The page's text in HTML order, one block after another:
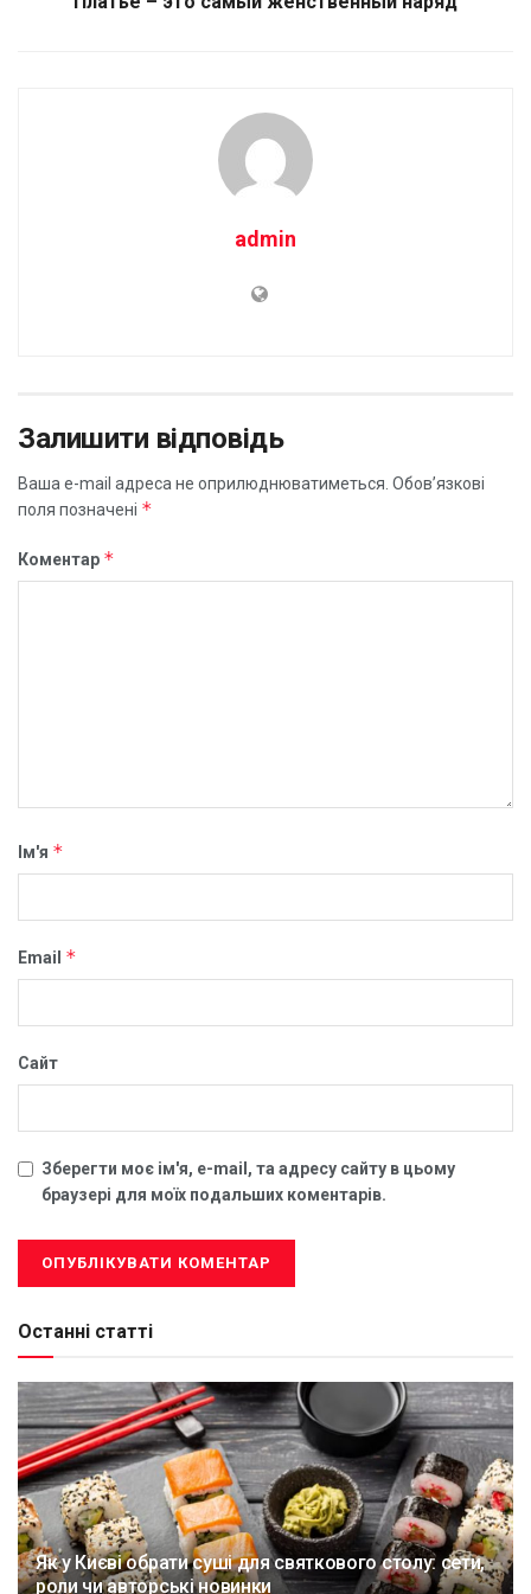
admin
Залишити відповідь
Ваша e-mail адреса не оприлюднюватиметься. Обов’язкові
поля позначені *
Коментар *
Ім'я *
Email *
Сайт
Зберегти моє ім'я, e-mail, та адресу сайту в цьому
браузері для моїх подальших коментарів.
Останні статті
Як у Києві обрати суші для святкового столу: сети,
роли чи авторські новинки